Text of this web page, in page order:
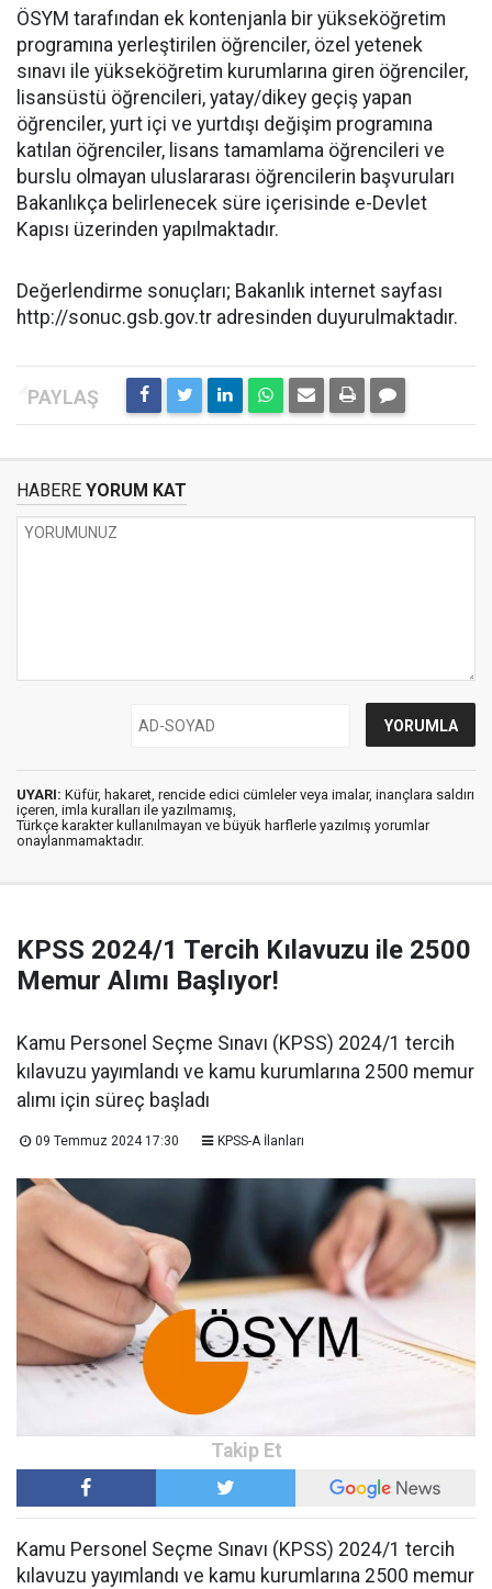
ÖSYM tarafından ek kontenjanla bir yükseköğretim
programına yerleştirilen öğrenciler, özel yetenek
sınavı ile yükseköğretim kurumlarına giren öğrenciler,
lisansüstü öğrencileri, yatay/dikey geçiş yapan
öğrenciler, yurt içi ve yurtdışı değişim programına
katılan öğrenciler, lisans tamamlama öğrencileri ve
burslu olmayan uluslararası öğrencilerin başvuruları
Bakanlıkça belirlenecek süre içerisinde e-Devlet
Kapısı üzerinden yapılmaktadır.
Değerlendirme sonuçları; Bakanlık internet sayfası
http://sonuc.gsb.gov.tr adresinden duyurulmaktadır.
HABERE YORUM KAT
UYARI: Küfür, hakaret, rencide edici cümleler veya imalar, inançlara saldırı
içeren, imla kuralları ile yazılmamış,
Türkçe karakter kullanılmayan ve büyük harflerle yazılmış yorumlar
onaylanmamaktadır.
KPSS 2024/1 Tercih Kılavuzu ile 2500
Memur Alımı Başlıyor!
Kamu Personel Seçme Sınavı (KPSS) 2024/1 tercih
kılavuzu yayımlandı ve kamu kurumlarına 2500 memur
alımı için süreç başladı
09 Temmuz 2024 17:30 KPSS-A İlanları
Kamu Personel Seçme Sınavı (KPSS) 2024/1 tercih
kılavuzu yayımlandı ve kamu kurumlarına 2500 memur